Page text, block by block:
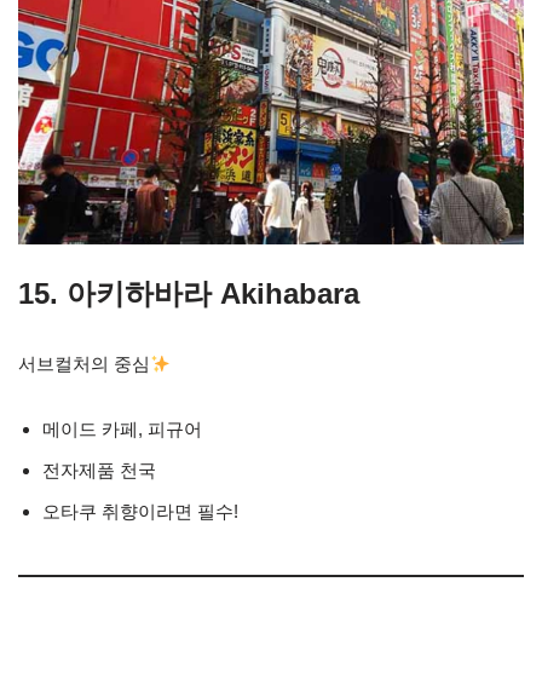
15. 아키하바라 Akihabara
서브컬처의 중심
메이드 카페, 피규어
전자제품 천국
오타쿠 취향이라면 필수!